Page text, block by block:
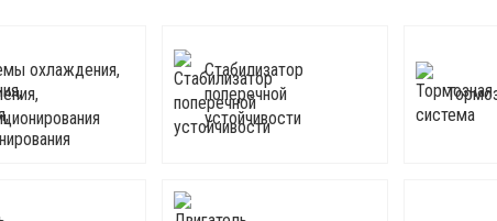
охлаждения,
Стабилизатор
поперечной
устойчивости